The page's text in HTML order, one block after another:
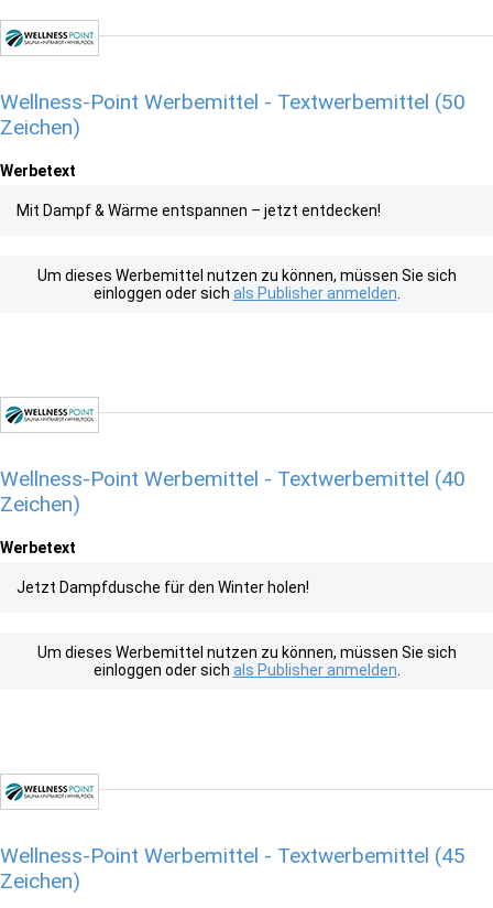
Wellness-Point Werbemittel - Textwerbemittel (50
Zeichen)
Werbetext
Mit Dampf & Wärme entspannen – jetzt entdecken!
Um dieses Werbemittel nutzen zu können, müssen Sie sich
einloggen oder sich als Publisher anmelden
Wellness-Point Werbemittel - Textwerbemittel (40
Zeichen)
Werbetext
Jetzt Dampfdusche für den Winter holen!
Um dieses Werbemittel nutzen zu können, müssen Sie sich
einloggen oder sich als Publisher anmelden
Wellness-Point Werbemittel - Textwerbemittel (45
Zeichen)